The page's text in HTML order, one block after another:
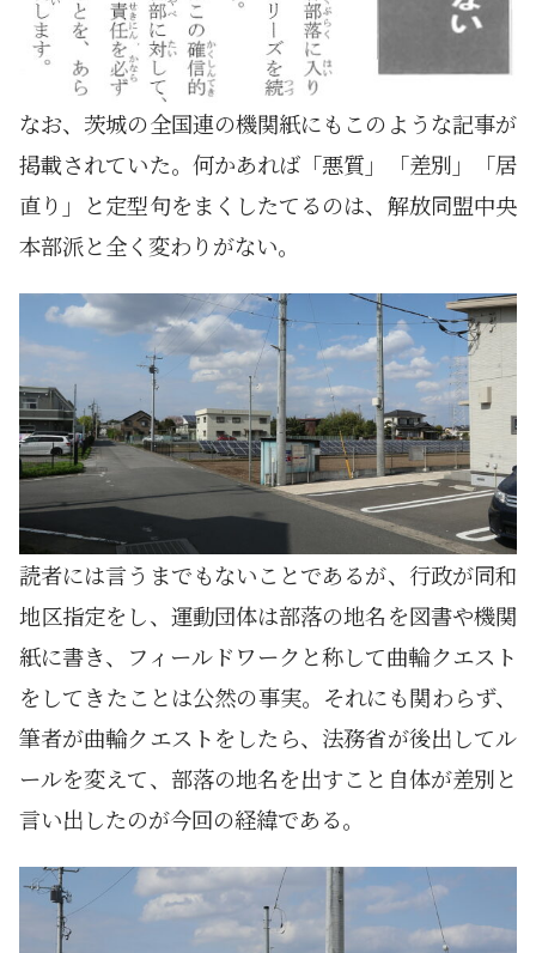
なお、茨城の全国連の機関紙にもこのような記事が
掲載されていた。何かあれば「悪質」「差別」「居
直り」と定型句をまくしたてるのは、解放同盟中央
本部派と全く変わりがない。
読者には言うまでもないことであるが、行政が同和
地区指定をし、運動団体は部落の地名を図書や機関
紙に書き、フィールドワークと称して曲輪クエスト
をしてきたことは公然の事実。それにも関わらず、
筆者が曲輪クエストをしたら、法務省が後出してル
ールを変えて、部落の地名を出すこと自体が差別と
言い出したのが今回の経緯である。